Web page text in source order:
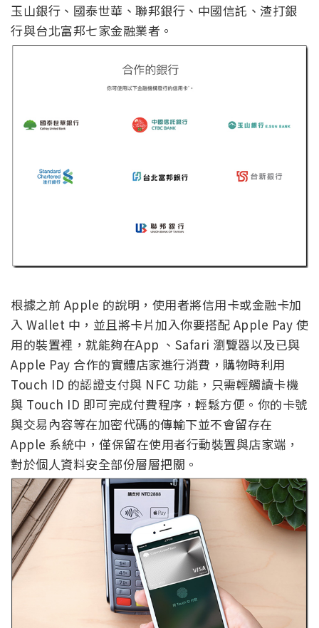
玉山銀行、國泰世華、聯邦銀行、中國信託、渣打銀
行與台北富邦七家金融業者。
根據之前 Apple 的說明，使用者將信用卡或金融卡加
入 Wallet 中，並且將卡片加入你要搭配 Apple Pay 使
用的裝置裡，就能夠在App 、Safari 瀏覽器以及已與
Apple Pay 合作的實體店家進行消費，購物時利用
Touch ID 的認證支付與 NFC 功能，只需輕觸讀卡機
與 Touch ID 即可完成付費程序，輕鬆方便。你的卡號
與交易內容等在加密代碼的傳輸下並不會留存在
Apple 系統中，僅保留在使用者行動裝置與店家端，
對於個人資料安全部份層層把關。